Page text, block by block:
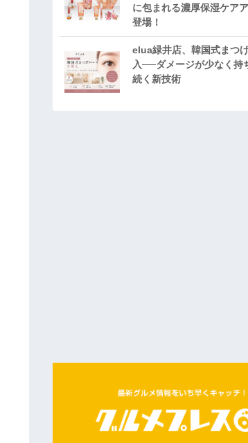
に包まれる濃厚保湿ケア
登場！
elua緑井店、韓国式まつ
入──ダメージが少なく持
続く新技術